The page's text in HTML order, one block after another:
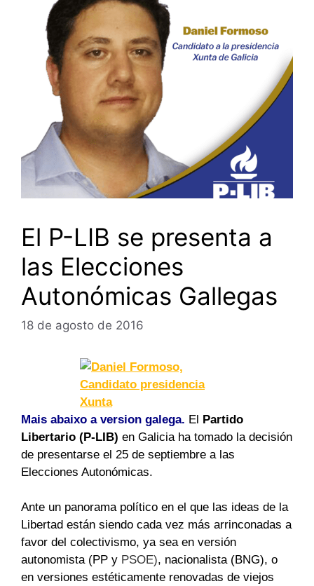
El P-LIB se presenta a
las Elecciones
Autonómicas Gallegas
18 de agosto de 2016
Mais abaixo a version galega. El Partido
Libertario (P-LIB) en Galicia ha tomado la decisión
de presentarse el 25 de septiembre a las
Elecciones Autonómicas.
Ante un panorama político en el que las ideas de la
Libertad están siendo cada vez más arrinconadas a
favor del colectivismo, ya sea en versión
autonomista (PP y PSOE), nacionalista (BNG), o
en versiones estéticamente renovadas de viejos